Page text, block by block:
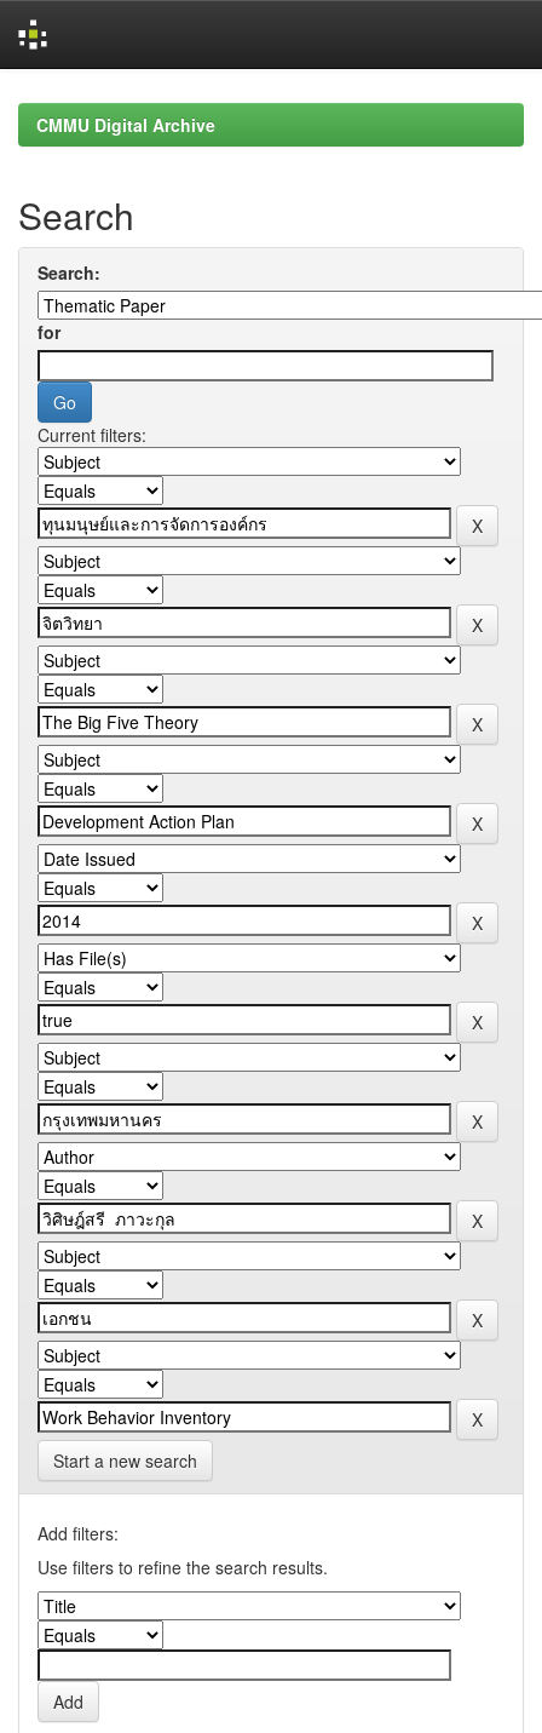
navigationCMMU Digital Archive
Search
Search:
for
Current filters:
Start a new search
Add filters:
Use filters to refine the search results.